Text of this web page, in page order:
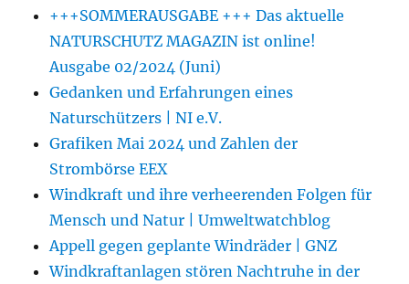
+++SOMMERAUSGABE +++ Das aktuelle
NATURSCHUTZ MAGAZIN ist online!
Ausgabe 02/2024 (Juni)
Gedanken und Erfahrungen eines
Naturschützers | NI e.V.
Grafiken Mai 2024 und Zahlen der
Strombörse EEX
Windkraft und ihre verheerenden Folgen für
Mensch und Natur | Umweltwatchblog
Appell gegen geplante Windräder | GNZ
Windkraftanlagen stören Nachtruhe in der